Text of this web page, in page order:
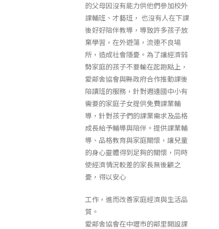
的父母因沒有能力供他們參加校外
課輔班、才藝班， 也沒有人在下課
後好好陪伴教導，導致許多孩子放
棄學習，在外遊蕩，流連不良場
所，造成社會隱憂。為了讓經濟弱
勢家庭的孩子不要輸在起跑點上，
愛鄰舍協會與縣政府合作推動課後
陪讀班的服務，針對週邊國中小有
需要的家庭子女提供免費課業輔
導，針對孩子們的課業需求及品格
成長給予輔導與陪伴。提供課業輔
導、品格教育與家庭關懷，讓兒童
的身心靈體得到足夠的關懷，同時
使經濟情況較差的家長無後顧之
憂，得以安心
工作，進而改善家庭經濟與生活品
質。
愛鄰舍協會在中壢市的鄰里開設課